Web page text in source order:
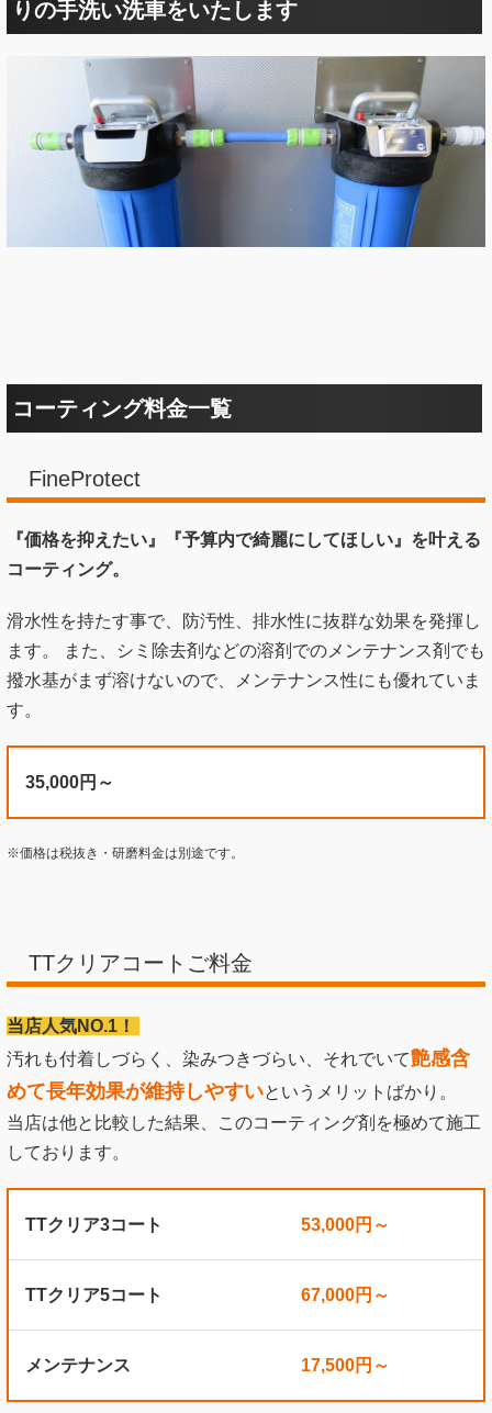
りの手洗い洗車をいたします
コーティング料金一覧
FineProtect
『価格を抑えたい』
『予算内で綺麗にしてほしい』を叶える
コーティング。
滑水性を持たす事で、防汚性、排水性に抜群な効果を発揮し
ます。 また、シミ除去剤などの溶剤でのメンテナンス剤でも
撥水基がまず溶けないので、メンテナンス性にも優れていま
す。
35,000円～
※価格は税抜き・研磨料金は別途です。
TTクリアコートご料金
当店人気NO.1！
汚れも付着しづらく、染みつきづらい、それでいて艶感含
めて長年効果が維持しやすいというメリットばかり。
当店は他と比較した結果、このコーティング剤を極めて施工
しております。
TTクリア3コート 53,000円～
TTクリア5コート 67,000円～
メンテナンス 17,500円～